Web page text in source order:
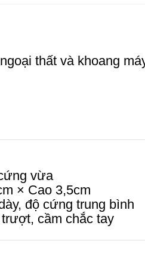
thất và khoang
vừa
× Cao 3,5cm
độ cứng trung bình
cầm chắc tay